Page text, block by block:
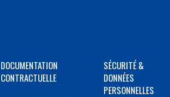
DOCUMENTATION
CONTRACTUELLE
SÉCURITÉ &
DONNÉES
PERSONNELLES